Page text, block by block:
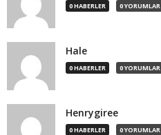
0 HABERLER 0 YORUMLAR
Hale
0 HABERLER 0 YORUMLAR
Henrygiree
0 HABERLER 0 YORUMLAR